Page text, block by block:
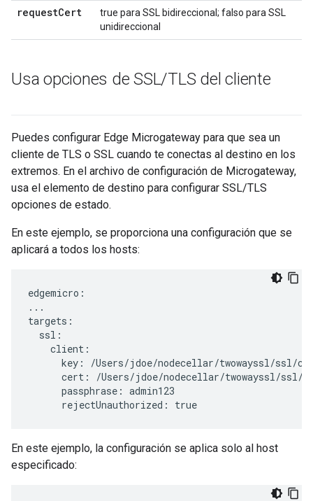
requestCert
true para SSL bidireccional; falso para SSL
unidireccional
Usa opciones de SSL/TLS del cliente
Puedes configurar Edge Microgateway para que sea un
cliente de TLS o SSL cuando te conectas al destino en los
extremos. En el archivo de configuración de Microgateway,
usa el elemento de destino para configurar SSL/TLS
opciones de estado.
En este ejemplo, se proporciona una configuración que se
aplicará a todos los hosts:
edgemicro:
...
targets:
  ssl:
    client:
key: /Users/jdoe/nodecellar/twowayssl/ssl/
cert: /Users/jdoe/nodecellar/twowayssl/ssl/
      passphrase: admin123
      rejectUnauthorized: true
En este ejemplo, la configuración se aplica solo al host
especificado: